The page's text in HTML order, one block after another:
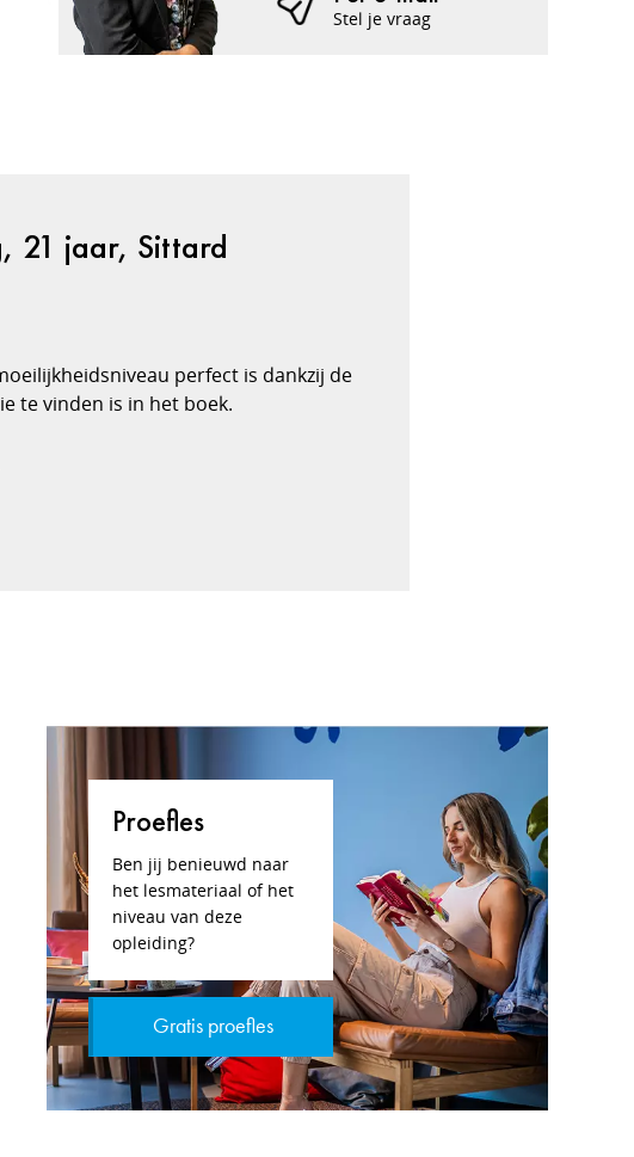
Stel je vraag
21 jaar, Sittard
perfect is dankzij de
te vinden is in het boek.
Proefles
Ben jij benieuwd naar
het lesmateriaal of het
niveau van deze
opleiding?
Gratis proefles